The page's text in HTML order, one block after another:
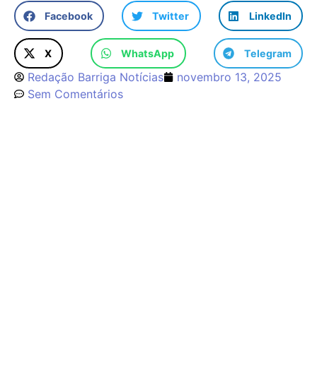
Facebook Twitter LinkedIn
X WhatsApp Telegram
Redação Barriga Notícias
novembro 13, 2025
Sem Comentários